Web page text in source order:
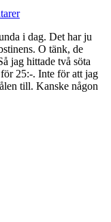
i dag. Det har ju
O tänk, de
jag hittade två söta
25:-. Inte för att jag
till. Kanske någon